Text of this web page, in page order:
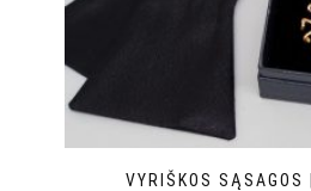
VYRIŠKOS